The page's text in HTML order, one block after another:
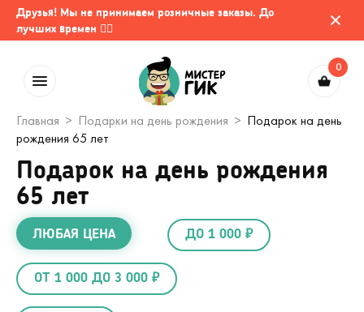
Друзья! Мы не принимаем розничные заказы. До
лучших времен 🤷‍♂️
0
Главная Подарки на день рождения
Подарок на день
рождения 65 лет
Подарок на день рождения
65 лет
ЛЮБАЯ ЦЕНА ДО 1 000 ₽
ОТ 1 000 ДО 3 000 ₽